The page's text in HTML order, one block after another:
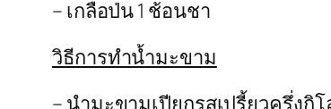
– เกลือป่น 1 ช้อนชา
วิธีการทำน้ำมะขาม